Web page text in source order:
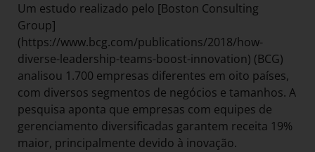
Um estudo realizado pelo [Boston Consulting
Group]
(https://www.bcg.com/publications/2018/how-
diverse-leadership-teams-boost-innovation) (BCG)
analisou 1.700 empresas diferentes em oito países,
com diversos segmentos de negócios e tamanhos. A
pesquisa aponta que empresas com equipes de
gerenciamento diversificadas garantem receita 19%
maior, principalmente devido à inovação.